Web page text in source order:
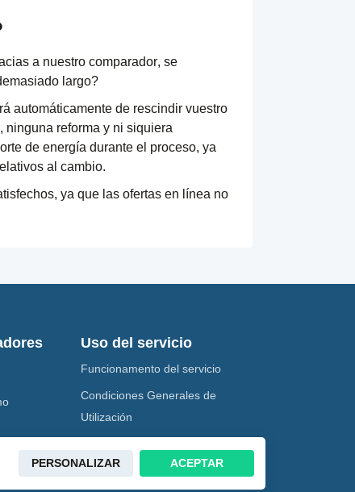
a nuestro comparador, se
largo?
automáticamente de rescindir vuestro
ninguna reforma y ni siquiera
de energía durante el proceso, ya
al cambio.
ya que las ofertas en línea no
Uso del servicio
Funcionamento del servicio
Condiciones Generales de
Utilización
Política de confidencialidad
PERSONALIZAR ACEPTAR